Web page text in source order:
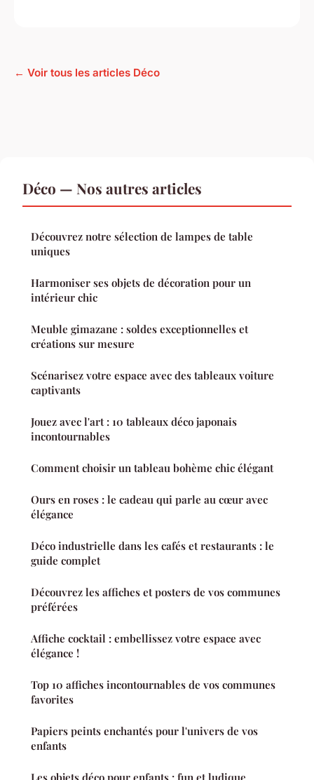
← Voir tous les articles Déco
Déco — Nos autres articles
Découvrez notre sélection de lampes de table
uniques
Harmoniser ses objets de décoration pour un
intérieur chic
Meuble gimazane : soldes exceptionnelles et
créations sur mesure
Scénarisez votre espace avec des tableaux voiture
captivants
Jouez avec l'art : 10 tableaux déco japonais
incontournables
Comment choisir un tableau bohème chic élégant
Ours en roses : le cadeau qui parle au cœur avec
élégance
Déco industrielle dans les cafés et restaurants : le
guide complet
Découvrez les affiches et posters de vos communes
préférées
Affiche cocktail : embellissez votre espace avec
élégance !
Top 10 affiches incontournables de vos communes
favorites
Papiers peints enchantés pour l'univers de vos
enfants